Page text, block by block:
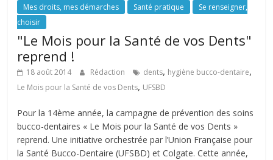
Mes droits, mes démarches Santé pratique
Se renseigner,
choisir
"Le Mois pour la Santé de vos Dents"
reprend !
18 août 2014 Rédaction dents, hygiène bucco-dentaire,
Le Mois pour la Santé de vos Dents, UFSBD
Pour la 14ème année, la campagne de prévention des soins
bucco-dentaires « Le Mois pour la Santé de vos Dents »
reprend. Une initiative orchestrée par l’Union Française pour
la Santé Bucco-Dentaire (UFSBD) et Colgate. Cette année,